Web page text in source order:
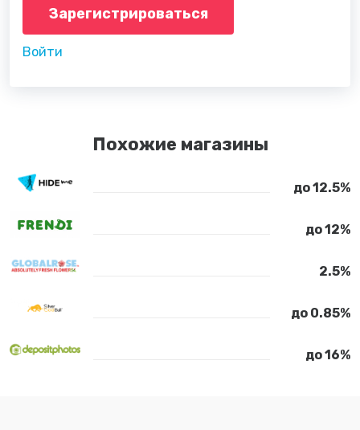
Зарегистрироваться
Войти
Похожие магазины
до 12.5%
до 12%
2.5%
до 0.85%
до 16%